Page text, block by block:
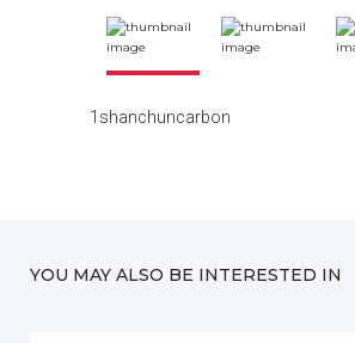
1shanchuncarbon
YOU MAY ALSO BE INTERESTED IN